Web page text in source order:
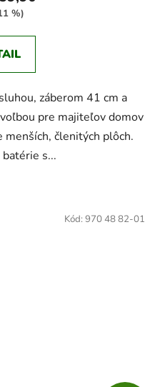
%)
záberom 41 cm a
pre majiteľov domov
menších, členitých plôch.
batérie s...
Kód: 970 48 82-01